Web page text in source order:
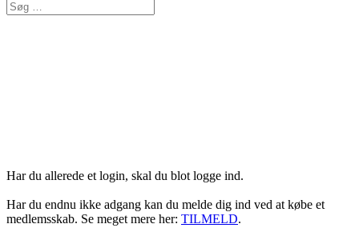
Har du allerede et login, skal du blot logge ind.
Har du endnu ikke adgang kan du melde dig ind ved at købe et
medlemsskab. Se meget mere her: TILMELD.